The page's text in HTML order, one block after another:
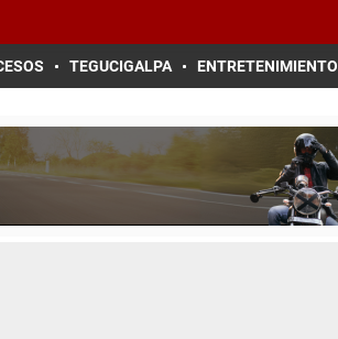
TEGUCIGALPA ENTRETENIMIENTO